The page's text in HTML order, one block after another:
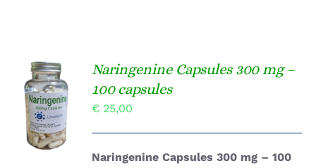
TOEVOEGEN
AAN
WINKELWAGEN
/
DETAILS
Naringenine Capsules 300 mg –
100 capsules
€ 25,00
Naringenine Capsules 300 mg – 100